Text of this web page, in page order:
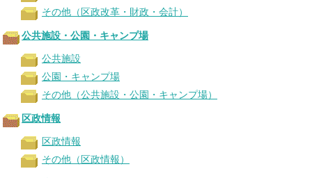
その他（区政改革・財政・会計）
公共施設・公園・キャンプ場
公共施設
公園・キャンプ場
その他（公共施設・公園・キャンプ場）
区政情報
区政情報
その他（区政情報）